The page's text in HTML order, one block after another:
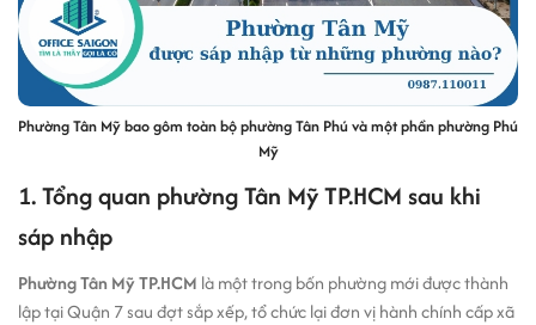
Phường Tân Mỹ bao gôm toàn bộ phường Tân Phú và một phần phường Phú
Mỹ
1. Tổng quan phường Tân Mỹ TP.HCM sau khi
sáp nhập
Phường Tân Mỹ TP.HCM là một trong bốn phường mới được thành
lập tại Quận 7 sau đợt sắp xếp, tổ chức lại đơn vị hành chính cấp xã